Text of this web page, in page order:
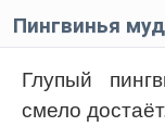
Пингвинья
Глупый
смело